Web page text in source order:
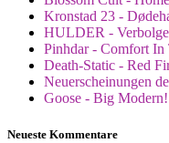
Kronstad 23 -
HULDER -
Pinhdar - Comfort In
Death-Static - Red
Neuerscheinungen
Goose - Big Modern!
Neueste Kommentare